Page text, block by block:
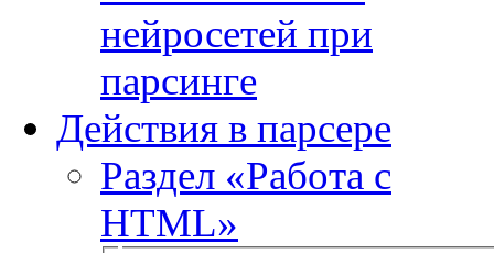
нейросетей при
парсинге
Действия в парсере
Раздел «Работа с
HTML»